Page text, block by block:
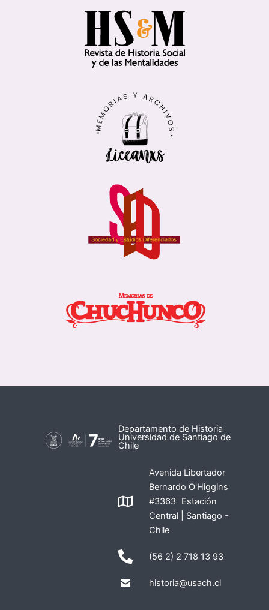
Departamento de Historia
Universidad de Santiago de
Chile
Avenida Libertador
Bernardo O'Higgins
#3363 Estación
Central | Santiago -
Chile
(56 2) 2 718 13 93
historia@usach.cl